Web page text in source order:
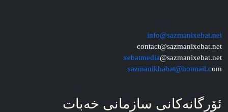
info@sazmanixebat.net
contact@sazmanixebat.net
xebatmedia@sazmanixebat.net
sazmanikhabat@hotmail.com
ئۆرگانه‌کانی سازمانی خه‌بات